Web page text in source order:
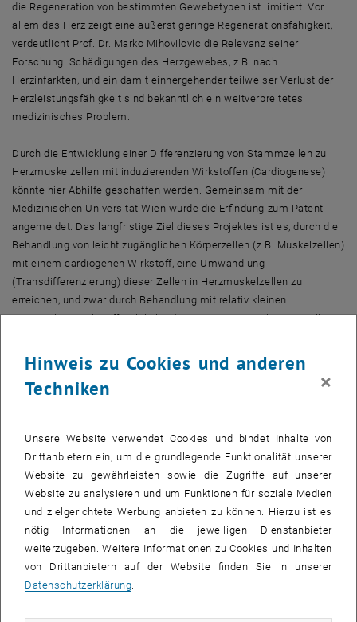
die Regeneration von bestimmten Gewebetypen ist limitiert. Vor
allem das Herz zeigt eine äußerst geringe Regenerationsfähigkeit,
verdeutlicht Prof. Dr. Marko Mihovilovic die Relevanz seiner
Forschung. Schädigungen des Herzgewebes, z.B. nach
Herzinfarkten, und ein damit einhergehender teilweiser Verlust der
Herzleistungsfähigkeit sind bekanntlich ein weitverbreitetes
medizinisches Problem.
Durch die Entwicklung einer Differenzierung von Stammzellen zu
Herzmuskelzellen mit induzierenden Wirkstoffen (Cardiogenese)
könnte hier Abhilfe geschaffen werden. Gemeinsam mit der
Medizinischen Universität Wien wurde die Erfindung zum Patent
angemeldet. Das langfristige Ziel dieses Projektes ist es, durch die
Behandlung von leicht zugänglichen Körperzellen (z.B. Muskelzellen)
mit einem cardiogenen Wirkstoff, eine Umwandlung
(Transdifferenzierung) dieser Zellen in Herzmuskelzellen zu
erreichen, und zwar durch Behandlung mit relativ kleinen
organischen Wirkstoffmolekülen (so genannten synthetic small
Zellen zur Behandlung verwendet werden können und dadurch nicht
mit Abstoßungsreaktionen (wie etwa bei Organtransplantationen) zu
rechnen ist.
Wissenschaftlerteam an der TU Wien - Marko Mihovilovic, Michael
Schnürch und Moumita Koley - beabsichtigen in der Projektlaufzeit
die Herstellung von 3 Wirkstoffen, die die Wirkungsweise nicht nur
an der Mauszelle, sondern auch an humanen Herzzellen zeigen
können.
publishing_texte prize_2010_cardio_mihovilovic.pdf _blank pdf-
Hinweis zu Cookies und anderen
Techniken
×
Unsere Website verwendet Cookies und bindet Inhalte von
Drittanbietern ein, um die grundlegende Funktionalität unserer
Website zu gewährleisten sowie die Zugriffe auf unserer
Website zu analysieren und um Funktionen für soziale Medien
und zielgerichtete Werbung anbieten zu können. Hierzu ist es
nötig Informationen an die jeweiligen Dienstanbieter
weiterzugeben. Weitere Informationen zu Cookies und Inhalten
von Drittanbietern auf der Website finden Sie in unserer
Datenschutzerklärung